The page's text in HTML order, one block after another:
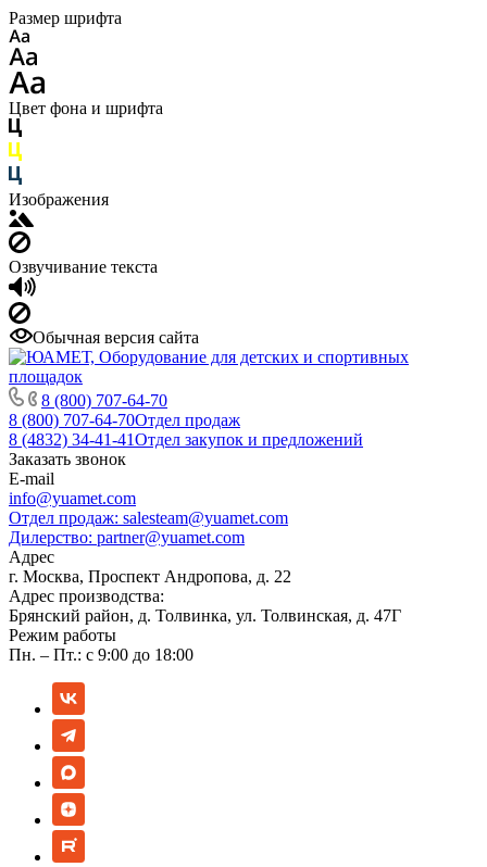
Размер шрифта
Цвет фона и шрифта
Изображения
Озвучивание текста
Обычная версия сайта
8 (800) 707-64-70
8 (800) 707-64-70Отдел продаж
8 (4832) 34-41-41Отдел закупок и предложений
Заказать звонок
E-mail
info@yuamet.com
Отдел продаж: salesteam@yuamet.com
Дилерство: partner@yuamet.com
Адрес
г. Москва, Проспект Андропова, д. 22
Адрес производства:
Брянский район, д. Толвинка, ул. Толвинская, д. 47Г
Режим работы
Пн. – Пт.: с 9:00 до 18:00